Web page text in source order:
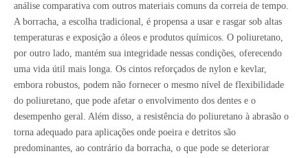
análise comparativa com outros materiais comuns da correia de tempo.
A borracha, a escolha tradicional, é propensa a usar e rasgar sob altas
temperaturas e exposição a óleos e produtos químicos. O poliuretano,
por outro lado, mantém sua integridade nessas condições, oferecendo
uma vida útil mais longa. Os cintos reforçados de nylon e kevlar,
embora robustos, podem não fornecer o mesmo nível de flexibilidade
do poliuretano, que pode afetar o envolvimento dos dentes e o
desempenho geral. Além disso, a resistência do poliuretano à abrasão o
torna adequado para aplicações onde poeira e detritos são
predominantes, ao contrário da borracha, o que pode se deteriorar